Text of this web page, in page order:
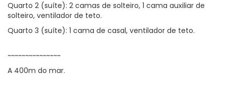
Quarto 2 (suíte): 2 camas de solteiro, 1 cama auxiliar de
solteiro, ventilador de teto.
Quarto 3 (suíte): 1 cama de casal, ventilador de teto.
~~~~~~~~~~~~~~~
A 400m do mar.